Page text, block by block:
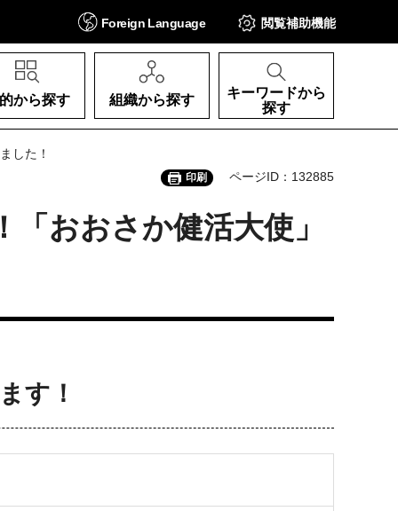
Foreign Language 閲覧補助機能
から探す 組織から探す
キーワードから
探す
した！
印刷 ページID：132885
おおさか健活大使」
す！